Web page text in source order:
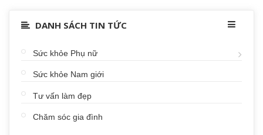
DANH SÁCH TIN TỨC
Sức khỏe Phụ nữ
Sức khỏe Nam giới
Tư vấn làm đẹp
Chăm sóc gia đình